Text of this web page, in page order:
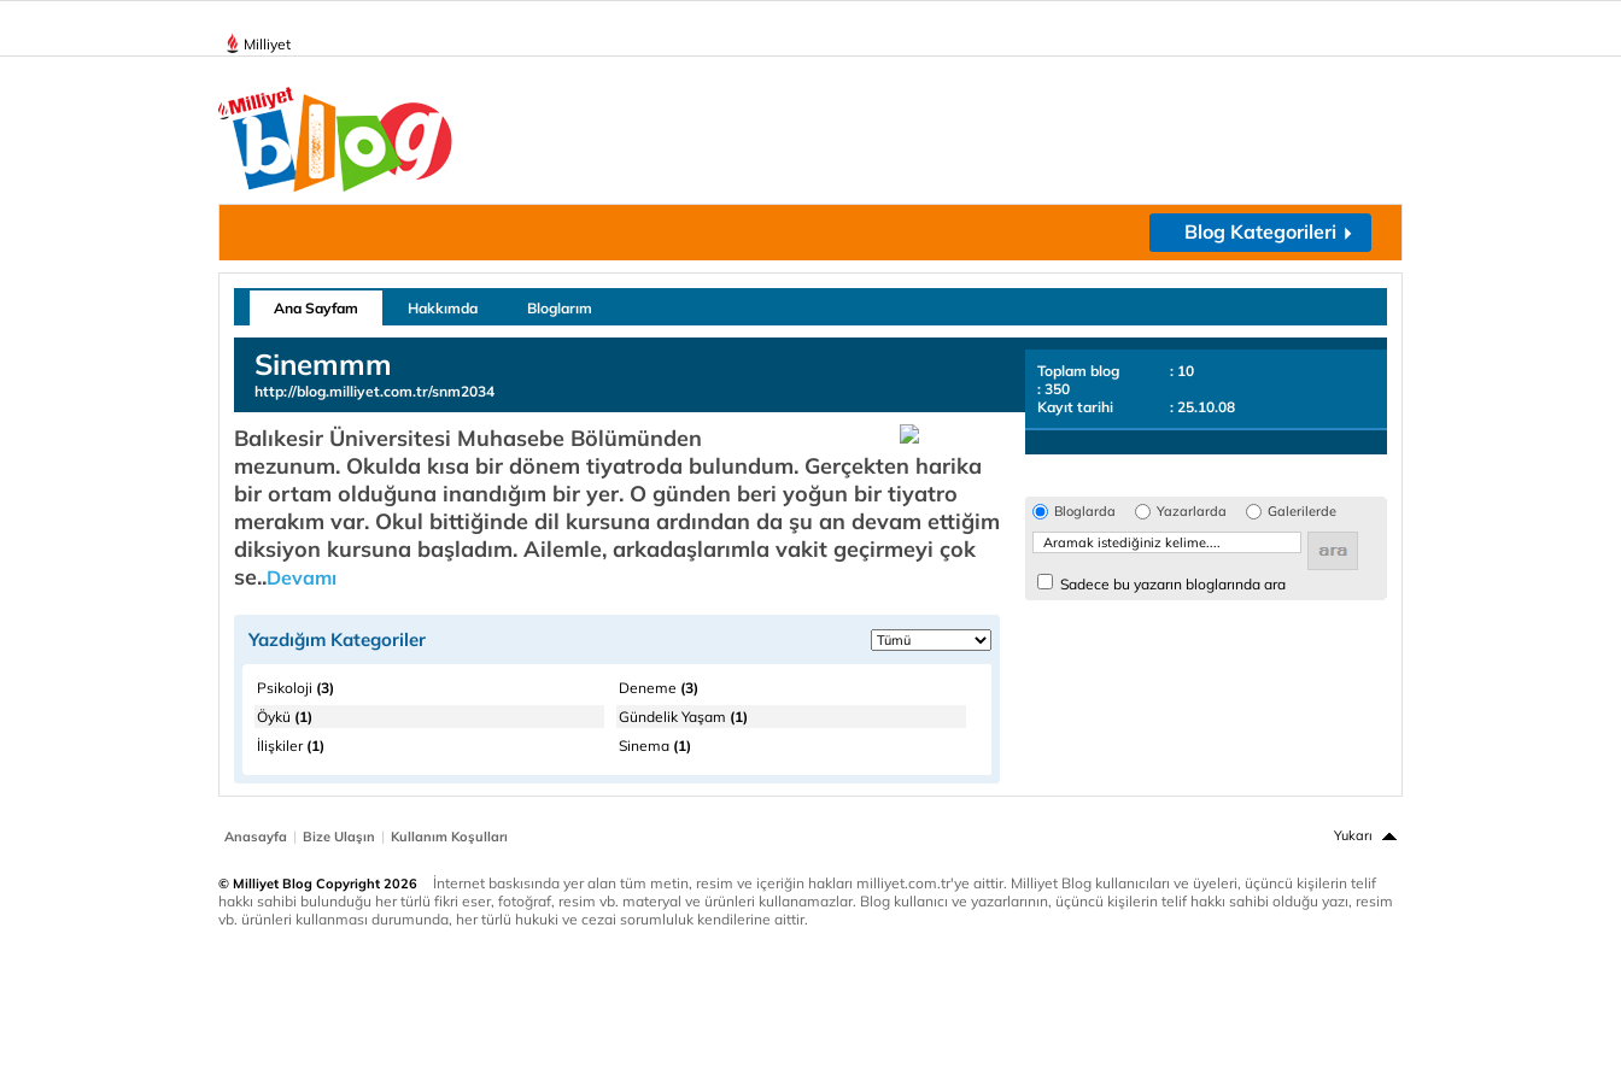
Milliyet
Blog Kategorileri
Ana Sayfam Hakkımda Bloglarım
Sinemmm
http://blog.milliyet.com.tr/snm2034
Balıkesir Üniversitesi Muhasebe Bölümünden
mezunum. Okulda kısa bir dönem tiyatroda bulundum. Gerçekten harika
bir ortam olduğuna inandığım bir yer. O günden beri yoğun bir tiyatro
merakım var. Okul bittiğinde dil kursuna ardından da şu an devam ettiğim
diksiyon kursuna başladım. Ailemle, arkadaşlarımla vakit geçirmeyi çok
se..Devamı
Yazdığım Kategoriler
Psikoloji (3) Deneme (3)
Öykü (1) Gündelik Yaşam (1)
İlişkiler(1) Sinema (1)
Toplam blog
: 10
: 350
Kayıt tarihi
: 25.10.08
Bloglarda Yazarlarda Galerilerde
Sadece bu yazarın bloglarında ara
Anasayfa | Bize Ulaşın | Kullanım Koşulları Yukarı
© Milliyet Blog Copyright 2026
İnternet baskısında yer alan tüm metin, resim ve içeriğin hakları milliyet.com.tr'ye aittir. Milliyet Blog kullanıcıları ve üyeleri, üçüncü kişilerin telif
hakkı sahibi bulunduğu her türlü fikri eser, fotoğraf, resim vb. materyal ve ürünleri kullanamazlar. Blog kullanıcı ve yazarlarının, üçüncü kişilerin telif hakkı sahibi olduğu yazı, resim
vb. ürünleri kullanması durumunda, her türlü hukuki ve cezai sorumluluk kendilerine aittir.